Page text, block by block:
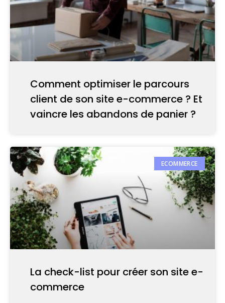
Comment optimiser le parcours
client de son site e-commerce ? Et
vaincre les abandons de panier ?
ECOMMERCE
La check-list pour créer son site e-
commerce